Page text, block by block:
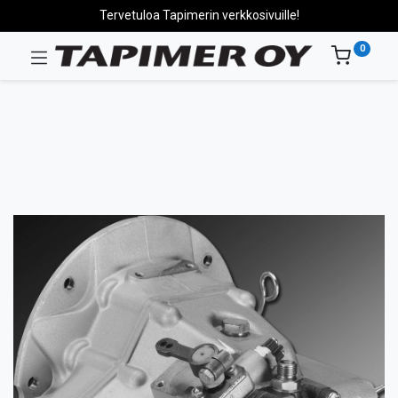
Tervetuloa Tapimerin verkkosivuille!
0